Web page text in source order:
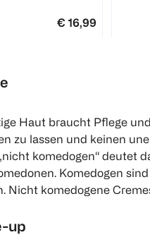
€ 16,99
1
Haut braucht Pflege
zu lassen und keinen
komedogen“ deutet
Komedogen
Nicht komedogene
up